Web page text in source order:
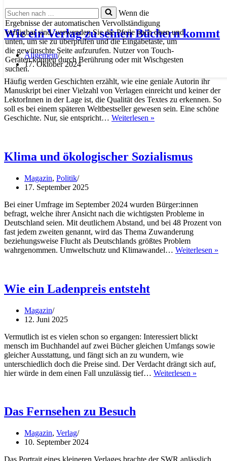
Suchen
nach …
Wenn die
Ergebnisse der automatischen Vervollständigung
verfügbar sind, verwenden Sie die Pfeile nach oben und
unten, um sie zu überprüfen und die Eingabetaste, um
die gewünschte Seite aufzurufen. Nutzer von Touch-
Geräten können durch Berührung oder mit Wischgesten
suchen.
Wie ein Verlag zu seinen Büchern kommt
Allgemein
17. Oktober 2024
Häufig werden Geschichten erzählt, wie eine geniale Autorin ihr
Manuskript bei einer Vielzahl von Verlagen einreicht und keiner der
LektorInnen in der Lage ist, die Qualität des Textes zu erkennen. So
soll es bei einem späteren Weltbestseller gewesen sein. Eine schöne
Geschichte. Nur, sie entspricht… Weiterlesen »
seinen
Büchern
Klima und ökologischer Sozialismus
Magazin, Politik
17. September 2025
Bei einer Umfrage im September 2024 wurden Bürger:innen
befragt, welche ihrer Ansicht nach die wichtigsten Probleme in
Deutschland seien. Mit deutlichem Abstand, und bei 48 Prozent von
fast jedem zweiten genannt, wird das Thema Zuwanderung
beziehungsweise Flucht als Deutschlands größtes Problem
wahrgenommen. Umweltschutz und Klimawandel… Weiterlesen »
Wie ein Ladenpreis entsteht
Magazin
12. Juni 2025
Vermutlich ist es vielen schon so ergangen: Interessiert blickt
mensch im Buchhandel auf zwei Bücher gleichen Umfangs sowie
gleicher Ausstattung, und fängt sich an zu wundern, wie
unterschiedlich doch die Preise sind. Der Verdacht drängt sich auf,
hier würde in dem einen Fall unzulässig tief… Weiterlesen »
Das Fernsehen zu Besuch
Magazin, Verlag
10. September 2024